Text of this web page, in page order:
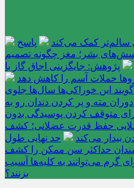
سالم‌تر کمک می‌کند
پاسخ
بشر؛ مغز چگونه تصمیم
پژوهش: جایگزینی اجاق گاز با
حملات آسم را کاهش دهد
این خوراکی‌ها سال‌ها جلوی
دوران مته و پر کردن دندان رو به
متوقف کردن پوسیدگی بدون
حفظ قدرت عضلانی؛ کشف
بیدار می‌کند
حد نهایی طول
حداکثر سن ممکن را کشف
گرم می‌توانند به کلیه‌ها آسیب
بزنند؟